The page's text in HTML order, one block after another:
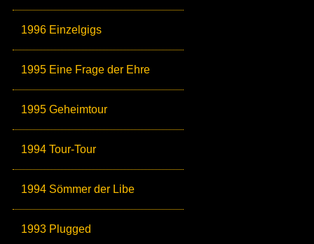
1996 Einzelgigs
1995 Eine Frage der Ehre
1995 Geheimtour
1994 Tour-Tour
1994 Sömmer der Libe
1993 Plugged